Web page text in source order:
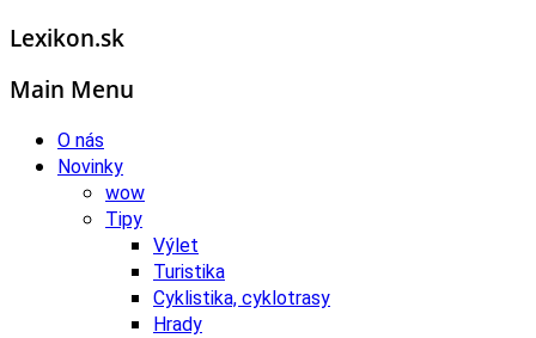
Lexikon.sk
Main Menu
O nás
Novinky
wow
Tipy
Výlet
Turistika
Cyklistika, cyklotrasy
Hrady